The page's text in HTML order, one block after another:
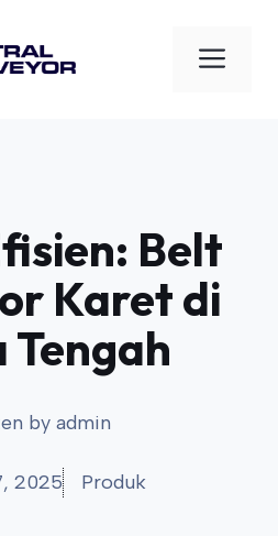
Belt
Karet di
by admin
2025 Produk